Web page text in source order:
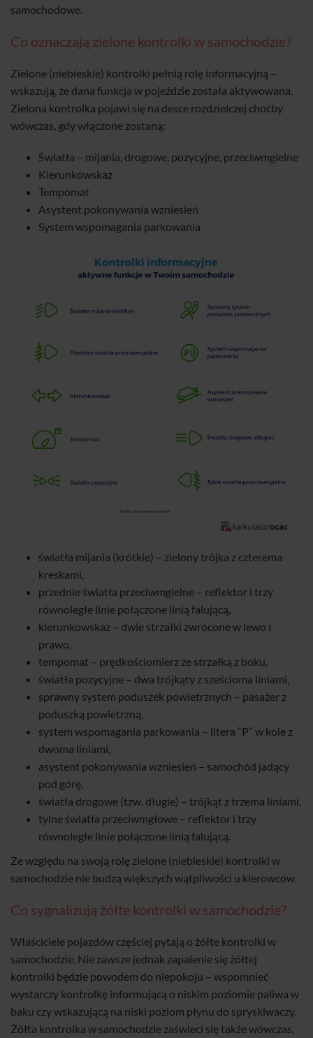
samochodowe.
Co oznaczają zielone kontrolki w samochodzie?
Zielone (niebieskie) kontrolki pełnią rolę informacyjną –
wskazują, że dana funkcja w pojeździe została aktywowana.
Zielona kontrolka pojawi się na desce rozdzielczej choćby
wówczas, gdy włączone zostaną:
Światła – mijania, drogowe, pozycyjne, przeciwmgielne
Kierunkowskaz
Tempomat
Asystent pokonywania wzniesień
System wspomagania parkowania
światła mijania (krótkie) – zielony trójka z czterema
kreskami,
przednie światła przeciwmgielne – reflektor i trzy
równoległe linie połączone linią falującą,
kierunkowskaz – dwie strzałki zwrócone w lewo i
prawo,
tempomat – prędkościomierz ze strzałką z boku,
światła pozycyjne – dwa trójkąty z sześcioma liniami,
sprawny system poduszek powietrznych – pasażer z
poduszką powietrzną,
system wspomagania parkowania – litera “P” w kole z
dwoma liniami,
asystent pokonywania wzniesień – samochód jadący
pod górę,
światła drogowe (tzw. długie) – trójkąt z trzema liniami,
tylne światła przeciwmgłowe – reflektor i trzy
równoległe linie połączone linią falującą.
Ze względu na swoją rolę zielone (niebieskie) kontrolki w
samochodzie nie budzą większych wątpliwości u kierowców.
Co sygnalizują żółte kontrolki w samochodzie?
Właściciele pojazdów częściej pytają o żółte kontrolki w
samochodzie. Nie zawsze jednak zapalenie się żółtej
kontrolki będzie powodem do niepokoju – wspomnieć
wystarczy kontrolkę informującą o niskim poziomie paliwa w
baku czy wskazującą na niski poziom płynu do spryskiwaczy.
Żółta kontrolka w samochodzie zaświeci się także wówczas,